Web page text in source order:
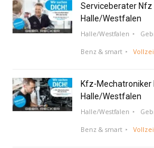
Serviceberater
Halle/Westfalen
Halle/Westfalen
Benz & smart
Kfz-
Halle/Westfalen
Halle/Westfalen
Benz & smart